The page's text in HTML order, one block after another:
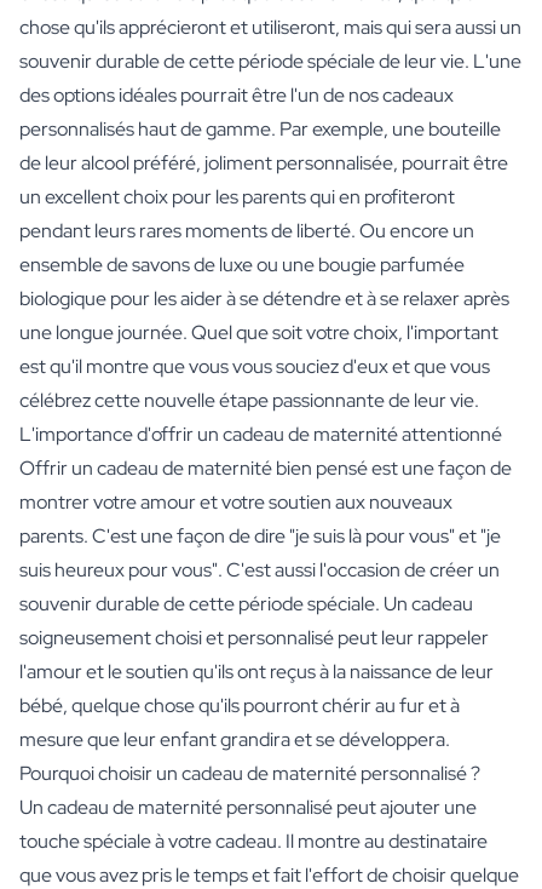
chose qu'ils apprécieront et utiliseront, mais qui sera aussi un
souvenir durable de cette période spéciale de leur vie. L'une
des options idéales pourrait être l'un de nos cadeaux
personnalisés haut de gamme. Par exemple, une bouteille
de leur alcool préféré, joliment personnalisée, pourrait être
un excellent choix pour les parents qui en profiteront
pendant leurs rares moments de liberté. Ou encore un
ensemble de savons de luxe ou une bougie parfumée
biologique pour les aider à se détendre et à se relaxer après
une longue journée. Quel que soit votre choix, l'important
est qu'il montre que vous vous souciez d'eux et que vous
célébrez cette nouvelle étape passionnante de leur vie.
L'importance d'offrir un cadeau de maternité attentionné
Offrir un cadeau de maternité bien pensé est une façon de
montrer votre amour et votre soutien aux nouveaux
parents. C'est une façon de dire "je suis là pour vous" et "je
suis heureux pour vous". C'est aussi l'occasion de créer un
souvenir durable de cette période spéciale. Un cadeau
soigneusement choisi et personnalisé peut leur rappeler
l'amour et le soutien qu'ils ont reçus à la naissance de leur
bébé, quelque chose qu'ils pourront chérir au fur et à
mesure que leur enfant grandira et se développera.
Pourquoi choisir un cadeau de maternité personnalisé ?
Un cadeau de maternité personnalisé peut ajouter une
touche spéciale à votre cadeau. Il montre au destinataire
que vous avez pris le temps et fait l'effort de choisir quelque